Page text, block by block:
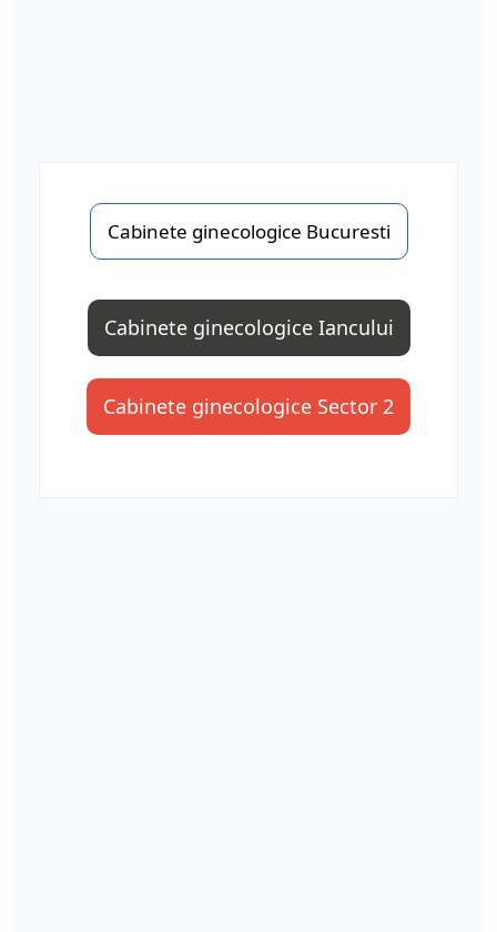
Cabinete ginecologice Bucuresti
Cabinete ginecologice Iancului
Cabinete ginecologice Sector 2